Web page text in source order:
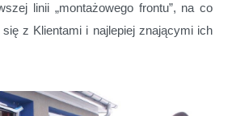
linii „montażowego frontu”, na co
z Klientami i najlepiej znającymi ich